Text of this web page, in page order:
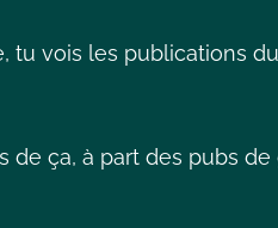
tu vois les publications
de ça, à part des pubs